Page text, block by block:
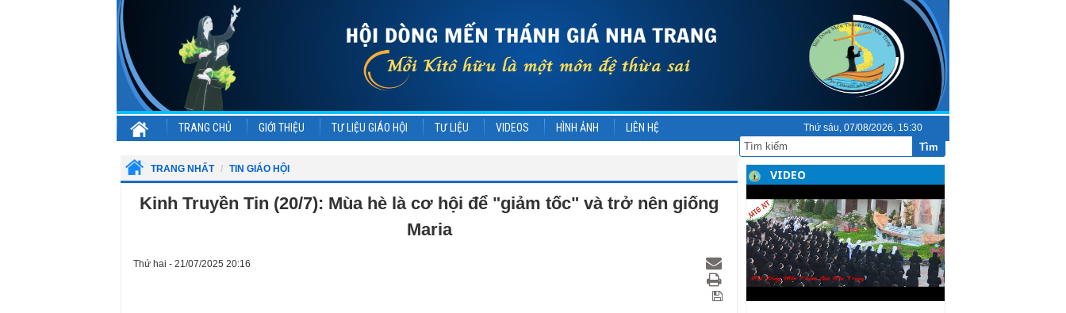
Tìm
TRANG CHỦ GIỚI THIỆU TƯ LIỆU GIÁO HỘI TƯ LIỆU VIDEOS HÌNH ẢNH LIÊN HỆ Thứ sáu, 07/08/2026, 15:30
TRANG NHẤT TIN GIÁO HỘI
Kinh Truyền Tin (20/7): Mùa hè là cơ hội để "giảm tốc" và trở nên giống
Maria
Thứ hai - 21/07/2025 20:16
VIDEO